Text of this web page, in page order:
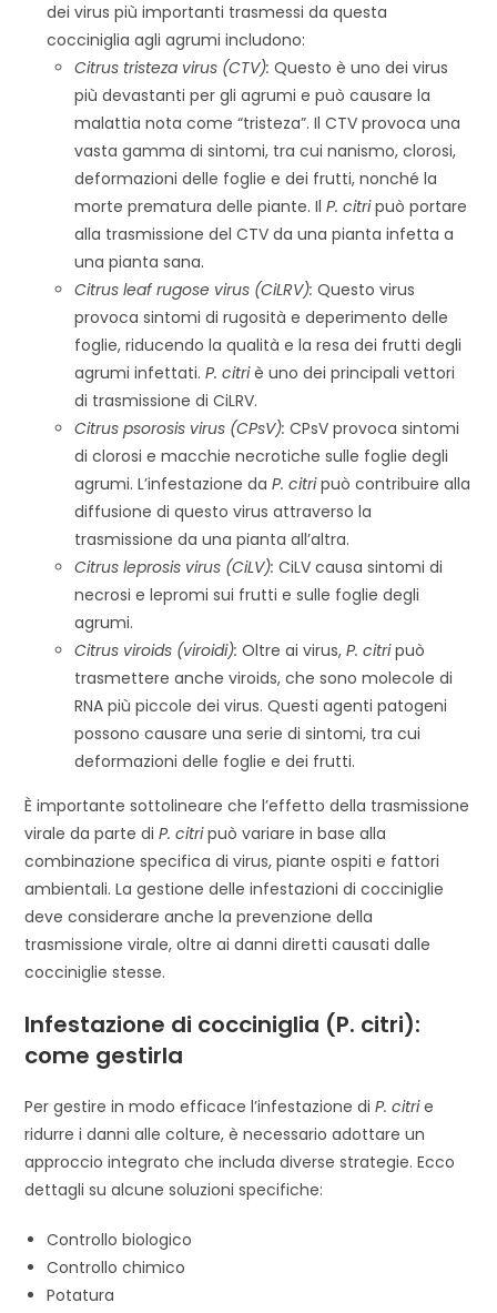
dei virus più importanti trasmessi da questa
cocciniglia agli agrumi includono:
Citrus tristeza virus (CTV):Questo è uno dei virus
più devastanti per gli agrumi e può causare la
malattia nota come “tristeza”. Il CTV provoca una
vasta gamma di sintomi, tra cui nanismo, clorosi,
deformazioni delle foglie e dei frutti, nonché la
morte prematura delle piante. IlP. citripuò portare
alla trasmissione del CTV da una pianta infetta a
una pianta sana.
Citrus leaf rugose virus (CiLRV): Questo virus
provoca sintomi di rugosità e deperimento delle
foglie, riducendo la qualità e la resa dei frutti degli
agrumi infettati.P. citriè uno dei principali vettori
di trasmissione di CiLRV.
Citrus psorosis virus (CPsV): CPsV provoca sintomi
di clorosi e macchie necrotiche sulle foglie degli
agrumi. L’infestazione daP. citripuò contribuire alla
diffusione di questo virus attraverso la
trasmissione da una pianta all’altra.
Citrus leprosis virus (CiLV): CiLV causa sintomi di
necrosi e lepromi sui frutti e sulle foglie degli
agrumi.
Citrus viroids (viroidi): Oltre ai virus,P. citripuò
trasmettere anche viroids, che sono molecole di
RNA più piccole dei virus. Questi agenti patogeni
possono causare una serie di sintomi, tra cui
deformazioni delle foglie e dei frutti.
È importante sottolineare che l’effetto della trasmissione
virale da parte diP. citripuò variare in base alla
combinazione specifica di virus, piante ospiti e fattori
ambientali. La gestione delle infestazioni di cocciniglie
deve considerare anche la prevenzione della
trasmissione virale, oltre ai danni diretti causati dalle
cocciniglie stesse.
Infestazione di cocciniglia (P. citri):
come gestirla
Per gestire in modo efficace l’infestazione diP. citrie
ridurre i danni alle colture, è necessario adottare un
approccio integrato che includa diverse strategie. Ecco
dettagli su alcune soluzioni specifiche:
Controllo biologico
Controllo chimico
Potatura